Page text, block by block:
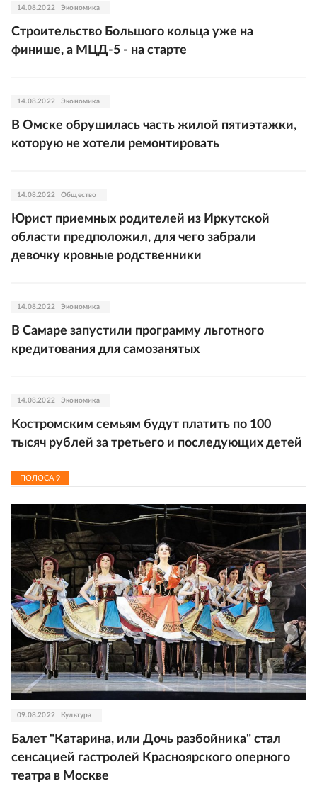
14.08.2022 Экономика
Строительство Большого кольца уже на
финише, а МЦД-5 - на старте
14.08.2022 Экономика
В Омске обрушилась часть жилой пятиэтажки,
которую не хотели ремонтировать
14.08.2022 Общество
Юрист приемных родителей из Иркутской
области предположил, для чего забрали
девочку кровные родственники
14.08.2022 Экономика
В Самаре запустили программу льготного
кредитования для самозанятых
14.08.2022 Экономика
Костромским семьям будут платить по 100
тысяч рублей за третьего и последующих детей
ПОЛОСА 9
09.08.2022 Культура
Балет "Катарина, или Дочь разбойника" стал
сенсацией гастролей Красноярского оперного
театра в Москве